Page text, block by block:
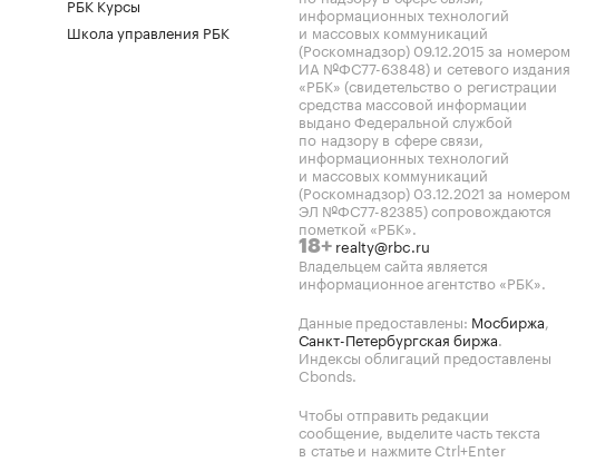
РБК Курсы
Школа управления РБК
информационных технологий
и массовых коммуникаций
(Роскомнадзор) 09.12.2015 за номером
ИА №ФС77-63848) и сетевого издания
«РБК» (свидетельство о регистрации
средства массовой информации
выдано Федеральной службой
по надзору в сфере связи,
информационных технологий
и массовых коммуникаций
(Роскомнадзор) 03.12.2021 за номером
ЭЛ №ФС77-82385) сопровождаются
пометкой «РБК».
18+ realty@rbc.ru
Владельцем сайта является
информационное агентство «РБК».
Данные предоставлены: Мосбиржа,
Санкт-Петербургская биржа.
Индексы облигаций предоставлены
Cbonds.
Чтобы отправить редакции
сообщение, выделите часть текста
в статье и нажмите Ctrl+Enter